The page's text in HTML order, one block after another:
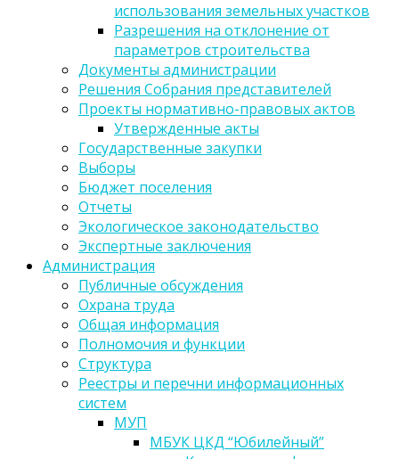
использования земельных участков
Разрешения на отклонение от
параметров строительства
Документы администрации
Решения Собрания представителей
Проекты нормативно-правовых актов
Утвержденные акты
Государственные закупки
Выборы
Бюджет поселения
Отчеты
Экологическое законодательство
Экспертные заключения
Администрация
Публичные обсуждения
Охрана труда
Общая информация
Полномочия и функции
Структура
Реестры и перечни информационных
систем
МУП
МБУК ЦКД “Юбилейный”